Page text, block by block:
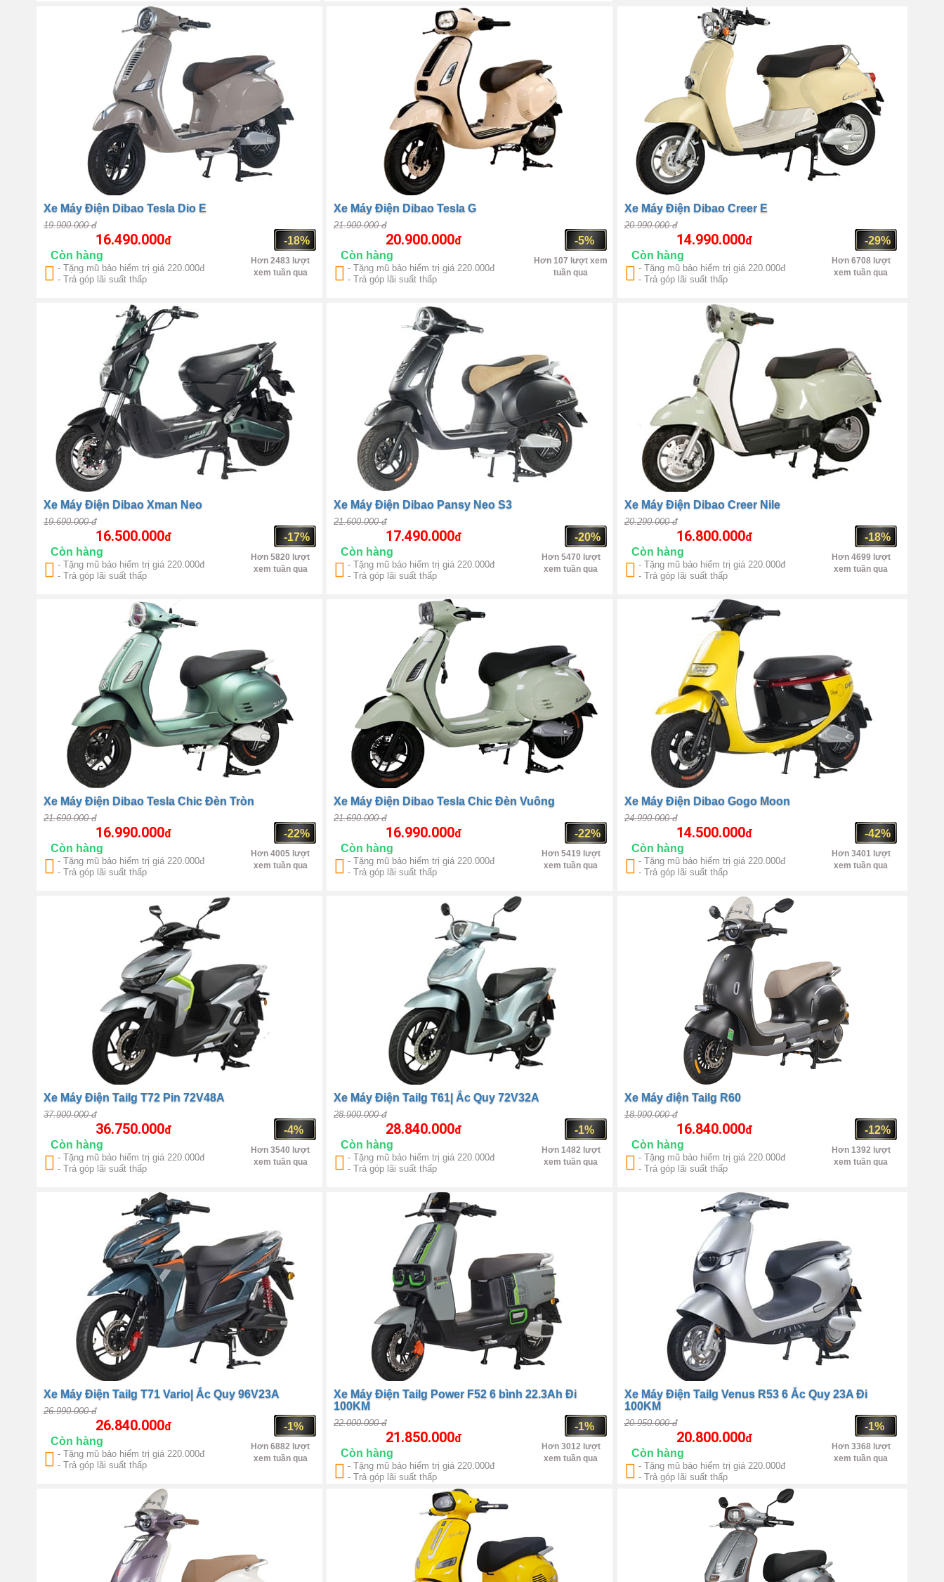
Xe Máy Điện Dibao Tesla Dio E
19.900.000 đ
-18%
16.490.000đ
Còn hàng
- Tặng mũ bảo hiểm trị giá 220.000đ
- Trả góp lãi suất thấp
Hơn 2483 lượt
xem tuần qua
Xe Máy Điện Dibao Tesla G
21.900.000 đ
-5%
20.900.000đ
Còn hàng
- Tặng mũ bảo hiểm trị giá 220.000đ
- Trả góp lãi suất thấp
Hơn 107 lượt xem
tuần qua
Xe Máy Điện Dibao Creer E
20.990.000 đ
-29%
14.990.000đ
Còn hàng
- Tặng mũ bảo hiểm trị giá 220.000đ
- Trả góp lãi suất thấp
Hơn 6708 lượt
xem tuần qua
Trung Quốc
Xe Máy Điện Dibao Xman Neo
19.690.000 đ
-17%
16.500.000đ
Còn hàng
- Tặng mũ bảo hiểm trị giá 220.000đ
- Trả góp lãi suất thấp
Hơn 5820 lượt
xem tuần qua
Trung Quốc
Xe Máy Điện Dibao Pansy Neo S3
21.600.000 đ
-20%
17.490.000đ
Còn hàng
- Tặng mũ bảo hiểm trị giá 220.000đ
- Trả góp lãi suất thấp
Hơn 5470 lượt
xem tuần qua
Xe Máy Điện Dibao Creer Nile
20.290.000 đ
-18%
16.800.000đ
Còn hàng
- Tặng mũ bảo hiểm trị giá 220.000đ
- Trả góp lãi suất thấp
Hơn 4699 lượt
xem tuần qua
Xe Máy Điện Dibao Tesla Chic Đèn Tròn
21.690.000 đ
-22%
16.990.000đ
Còn hàng
- Tặng mũ bảo hiểm trị giá 220.000đ
- Trả góp lãi suất thấp
Hơn 4005 lượt
xem tuần qua
Xe Máy Điện Dibao Tesla Chic Đèn Vuông
21.690.000 đ
-22%
16.990.000đ
Còn hàng
- Tặng mũ bảo hiểm trị giá 220.000đ
- Trả góp lãi suất thấp
Hơn 5419 lượt
xem tuần qua
Xe Máy Điện Dibao Gogo Moon
24.990.000 đ
-42%
14.500.000đ
Còn hàng
- Tặng mũ bảo hiểm trị giá 220.000đ
- Trả góp lãi suất thấp
Hơn 3401 lượt
xem tuần qua
Xe Máy Điện Tailg T72 Pin 72V48A
37.900.000 đ
-4%
36.750.000đ
Còn hàng
- Tặng mũ bảo hiểm trị giá 220.000đ
- Trả góp lãi suất thấp
Hơn 3540 lượt
xem tuần qua
Xe Máy Điện Tailg T61| Ắc Quy 72V32A
28.900.000 đ
-1%
28.840.000đ
Còn hàng
- Tặng mũ bảo hiểm trị giá 220.000đ
- Trả góp lãi suất thấp
Hơn 1482 lượt
xem tuần qua
Xe Máy điện Tailg R60
18.990.000 đ
-12%
16.840.000đ
Còn hàng
- Tặng mũ bảo hiểm trị giá 220.000đ
- Trả góp lãi suất thấp
Hơn 1392 lượt
xem tuần qua
Xe Máy Điện Tailg T71 Vario| Ắc Quy 96V23A
26.990.000 đ
-1%
26.840.000đ
Còn hàng
- Tặng mũ bảo hiểm trị giá 220.000đ
- Trả góp lãi suất thấp
Hơn 6882 lượt
xem tuần qua
14 inch
Xe Máy Điện Tailg Power F52 6 bình 22.3Ah Đi
100KM
22.000.000 đ -1%
21.850.000đ
Còn hàng
- Tặng mũ bảo hiểm trị giá 220.000đ
- Trả góp lãi suất thấp
Hơn 3012 lượt
xem tuần qua
Trung Quốc
Xe Máy Điện Tailg Venus R53 6 Ắc Quy 23A Đi
100KM
20.950.000 đ -1%
20.800.000đ
Còn hàng
- Tặng mũ bảo hiểm trị giá 220.000đ
- Trả góp lãi suất thấp
Hơn 3368 lượt
xem tuần qua
Trung Quốc